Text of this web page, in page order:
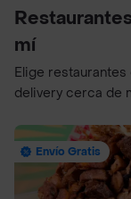
mí
Elige
delivery cerca de
Envío Gratis